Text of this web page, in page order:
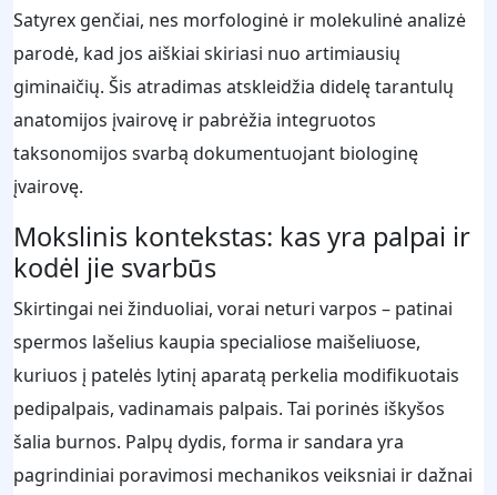
Satyrex genčiai, nes morfologinė ir molekulinė analizė
parodė, kad jos aiškiai skiriasi nuo artimiausių
giminaičių. Šis atradimas atskleidžia didelę tarantulų
anatomijos įvairovę ir pabrėžia integruotos
taksonomijos svarbą dokumentuojant biologinę
įvairovę.
Mokslinis kontekstas: kas yra palpai ir
kodėl jie svarbūs
Skirtingai nei žinduoliai, vorai neturi varpos – patinai
spermos lašelius kaupia specialiose maišeliuose,
kuriuos į patelės lytinį aparatą perkelia modifikuotais
pedipalpais, vadinamais palpais. Tai porinės iškyšos
šalia burnos. Palpų dydis, forma ir sandara yra
pagrindiniai poravimosi mechanikos veiksniai ir dažnai